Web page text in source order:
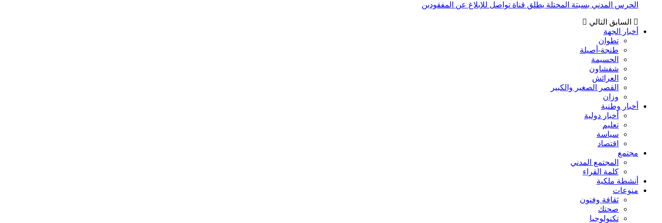
الحرس المدني بسبتة المحتلة يطلق قناة تواصل للإبلاغ عن المفقودين
السابق التالي
أخبار الجهة
تطوان
طنجة-أصيلة
الحسيمة
شفشاون
العرائش
القصر الصغير والكبير
وزان
أخبار وطنية
أخبار دولية
تعليم
سياسة
اقتصاد
مجتمع
المجتمع المدني
كلمة القراء
أنشطة ملكية
منوعات
ثقافة وفنون
صحتك
تكنولوجيا